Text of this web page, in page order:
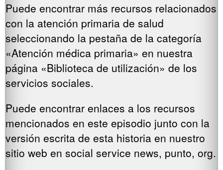
Puede encontrar más recursos relacionados
con la atención primaria de salud
seleccionando la pestaña de la categoría
«Atención médica primaria» en nuestra
página «Biblioteca de utilización» de los
servicios sociales.
Puede encontrar enlaces a los recursos
mencionados en este episodio junto con la
versión escrita de esta historia en nuestro
sitio web en social service news, punto, org.